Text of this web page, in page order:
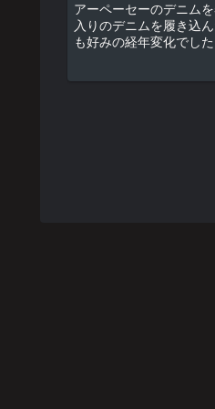
アーペーセーのデニム
入りのデニムを履き込
も好みの経年変化でした